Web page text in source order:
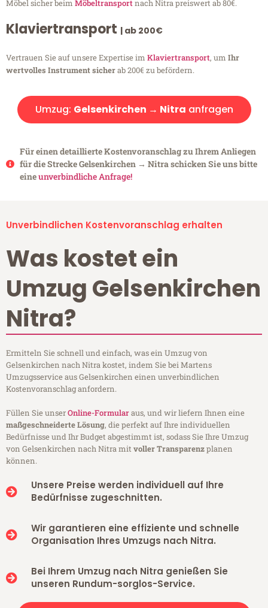
Möbel sicher beim Möbeltransportnach Nitra preiswert ab 80€.
Klaviertransport | ab 200€
Vertrauen Sie auf unsere Expertise im Klaviertransport, um Ihr
wertvolles Instrument sicherab 200€ zu befördern.
Umzug: Gelsenkirchen → Nitra anfragen
Für einen detaillierte Kostenvoranschlag zu Ihrem Anliegen
für die Strecke Gelsenkirchen → Nitra schicken Sie uns bitte
eineunverbindliche Anfrage!
Unverbindlichen Kostenvoranschlag erhalten
Was kostet ein
Umzug Gelsenkirchen
Nitra?
Ermitteln Sie schnell und einfach, was ein Umzug von
Gelsenkirchen nach Nitra kostet, indem Sie bei Martens
Umzugsservice aus Gelsenkirchen einen unverbindlichen
Kostenvoranschlag anfordern.
Füllen Sie unserOnline-Formularaus, und wir liefern Ihnen eine
maßgeschneiderte Lösung, die perfekt auf Ihre individuellen
Bedürfnisse und Ihr Budget abgestimmt ist, sodass Sie Ihre Umzug
von Gelsenkirchen nach Nitra mitvoller Transparenzplanen
können.
Unsere Preise werden individuell auf Ihre
Bedürfnisse zugeschnitten.
Wir garantieren eine effiziente und schnelle
Organisation Ihres Umzugs nach Nitra.
Bei Ihrem Umzug nach Nitra genießen Sie
unseren Rundum-sorglos-Service.